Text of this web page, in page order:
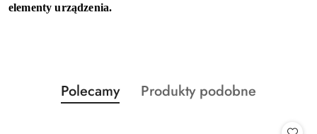
elementy urządzenia.
Pomiń karuzelę produktów
Produkty
o
Polecamy
Produkty
Produkty podobne